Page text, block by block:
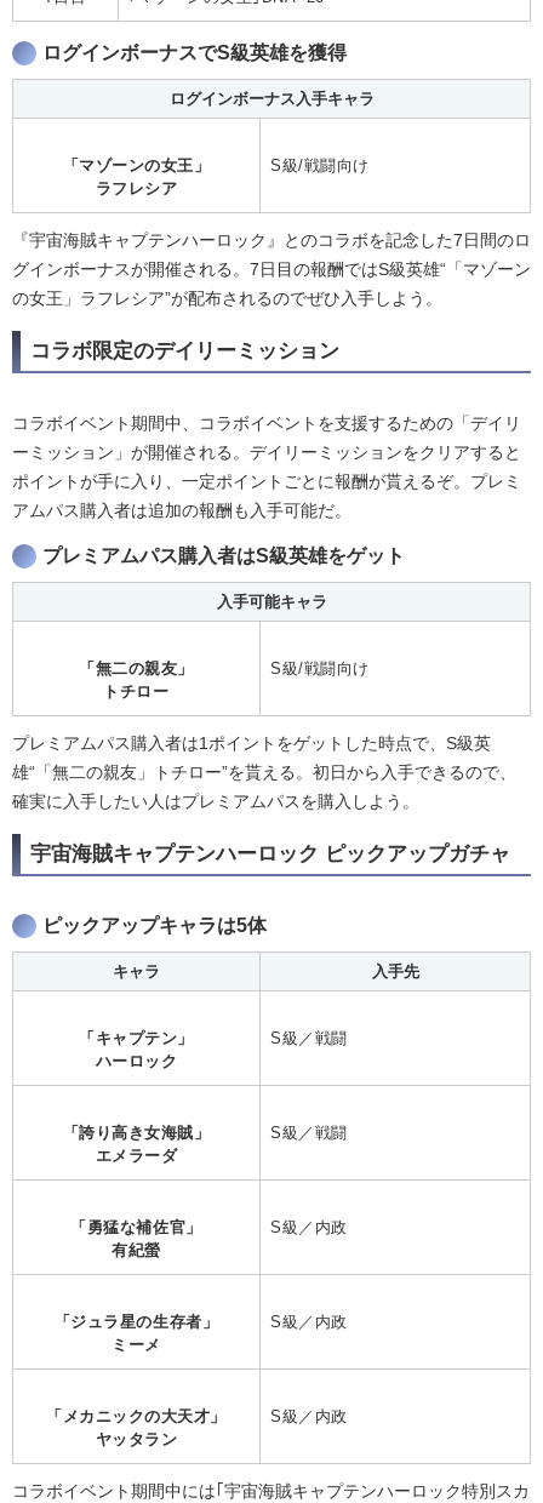
ログインボーナスでS級英雄を獲得
ログインボーナス入手キャラ
「マゾーンの女王」
ラフレシア
S級/戦闘向け
『宇宙海賊キャプテンハーロック』とのコラボを記念した7日間のロ
グインボーナスが開催される。7日目の報酬ではS級英雄“「マゾーン
の女王」ラフレシア”が配布されるのでぜひ入手しよう。
コラボ限定のデイリーミッション
コラボイベント期間中、コラボイベントを支援するための「デイリ
ーミッション」が開催される。デイリーミッションをクリアすると
ポイントが手に入り、一定ポイントごとに報酬が貰えるぞ。プレミ
アムパス購入者は追加の報酬も入手可能だ。
プレミアムパス購入者はS級英雄をゲット
入手可能キャラ
「無二の親友」
トチロー
S級/戦闘向け
プレミアムパス購入者は1ポイントをゲットした時点で、S級英
雄“「無二の親友」トチロー”を貰える。初日から入手できるので、
確実に入手したい人はプレミアムパスを購入しよう。
宇宙海賊キャプテンハーロック ピックアップガチャ
ピックアップキャラは5体
キャラ 入手先
「キャプテン」
ハーロック
S級／戦闘
「誇り高き女海賊」
エメラーダ
S級／戦闘
「勇猛な補佐官」
有紀螢
S級／内政
「ジュラ星の生存者」
ミーメ
S級／内政
「メカニックの大天才」
ヤッタラン
S級／内政
コラボイベント期間中には｢宇宙海賊キャプテンハーロック特別スカ